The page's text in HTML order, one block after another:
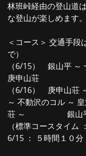
林班峠経由の登山道
な登山が楽しめます。
＜コース＞ 交通手段
で）
（6/15） 銀山平 ～
庚申山荘
（6/16） 庚申山荘
～ 不動沢のコル ～
荘 ～ 銀山
（標準コースタイム ：
6/15 ： ５時間１０